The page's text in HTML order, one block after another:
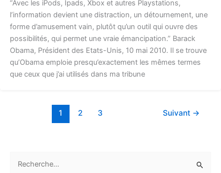
“Avec les iPods, Ipads, Xbox et autres Playstations,
l’information devient une distraction, un détournement, une
forme d’amusement vain, plutôt qu’un outil qui ouvre des
possibilités, qui permet une vraie émancipation.” Barack
Obama, Président des Etats-Unis, 10 mai 2010. Il se trouve
qu’Obama emploie presqu’exactement les mêmes termes
que ceux que j’ai utilisés dans ma tribune
1 2 3 Suivant →